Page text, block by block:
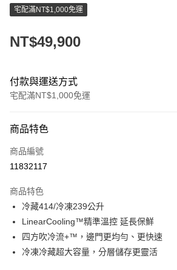
宅配滿NT$1,000免運
NT$49,900
付款與運送方式
宅配滿NT$1,000免運
信用卡一次付款
LINE Pay
悠遊付
ATM付款
運送方式
商品特色
商品編號
11832117
商品特色
冷藏414/冷凍239公升
LinearCooling™精準溫控 延長保鮮
四方吹冷流+™，邊門更均勻、更快速
冷凍冷藏超大容量，分層儲存更靈活